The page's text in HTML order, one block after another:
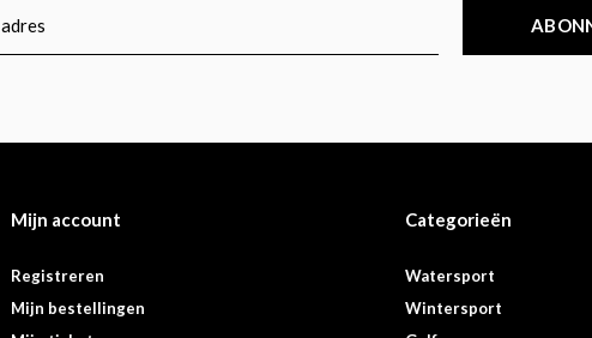
Mijn account
Registreren
Mijn bestellingen
Categorieën
Watersport
Wintersport